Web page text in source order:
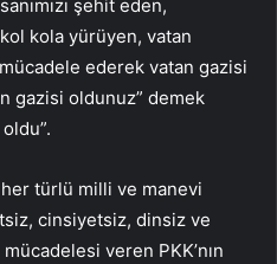
şehit eden,
kola yürüyen, vatan
ederek vatan gazisi
gazisi oldunuz” demek
türlü milli ve manevi
cinsiyetsiz, dinsiz ve
veren PKK’nın